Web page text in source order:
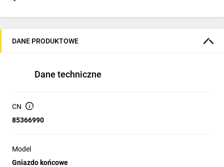
DANE PRODUKTOWE
Dane techniczne
CN
85366990
Model
Gniazdo końcowe